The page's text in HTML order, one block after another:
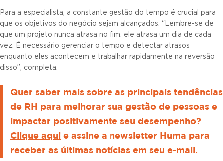
Para a especialista, a constante gestão do tempo é crucial para
que os objetivos do negócio sejam alcançados. “Lembre-se de
que um projeto nunca atrasa no fim: ele atrasa um dia de cada
vez. É necessário gerenciar o tempo e detectar atrasos
enquanto eles acontecem e trabalhar rapidamente na reversão
disso”, completa.
Quer saber mais sobre as principais tendências
de RH para melhorar sua gestão de pessoas e
impactar positivamente seu desempenho?
Clique aqui e assine a newsletter Huma para
receber as últimas notícias em seu e-mail.